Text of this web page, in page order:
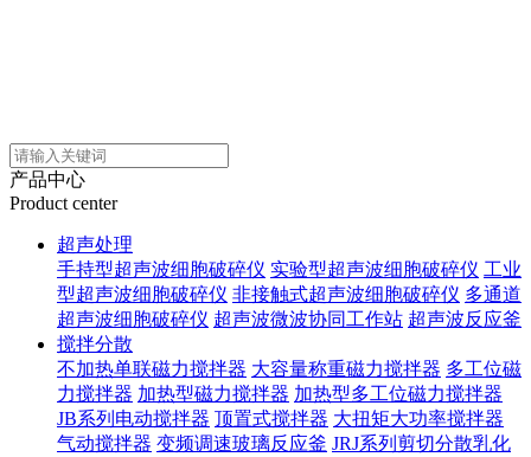
产品中心
Product center
超声处理
手持型超声波细胞破碎仪 实验型超声波细胞破碎仪 工业
型超声波细胞破碎仪 非接触式超声波细胞破碎仪 多通道
超声波细胞破碎仪 超声波微波协同工作站 超声波反应釜
搅拌分散
不加热单联磁力搅拌器 大容量称重磁力搅拌器 多工位磁
力搅拌器 加热型磁力搅拌器 加热型多工位磁力搅拌器
JB系列电动搅拌器 顶置式搅拌器 大扭矩大功率搅拌器
气动搅拌器 变频调速玻璃反应釜 JRJ系列剪切分散乳化